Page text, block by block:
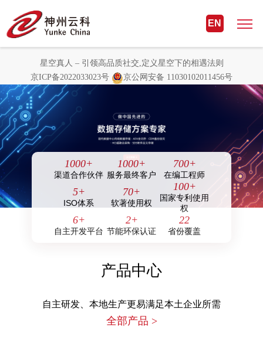
星空真人 – 引领高品质社交,定义星
空下的相遇法则
EN
星空真人 – 引领高品质社交,定义星空下的相遇法则
京ICP备2022033023号
京公网安备 11030102011456号
1000+
渠道合作伙伴
1000+
服务最终客户
700+
在编工程师
5+
ISO体系
70+
软著使用权
100+
国家专利使用
权
6+
自主开发平台
2+
节能环保认证
22
省份覆盖
产品中心
自主研发、本地生产更易满足本土企业所需
全部产品 >